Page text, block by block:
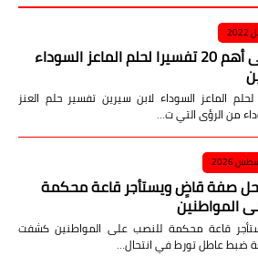
تعرف على أهم 20 تفسيرا لحلم الماعز السوداء
20 تفسيرا لحلم الماعز السوداء لابن سيرين تفسير حلم العنز
من الرؤى التي ت…
صفة قاضٍ ويستأجر قاعة محكمة
المواطنين
قاعة محكمة للنصب على المواطنين كشفت
ضبط عاطل تورط في انتحال…